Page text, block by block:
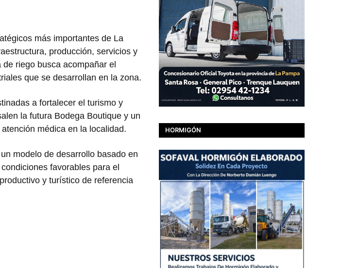
más importantes de La
producción, servicios y
riego busca acompañar el
que se desarrollan en la zona.
a fortalecer el turismo y
la futura Bodega Boutique y un
médica en la localidad.
modelo de desarrollo basado en
favorables para el
y turístico de referencia
HORMIGÓN